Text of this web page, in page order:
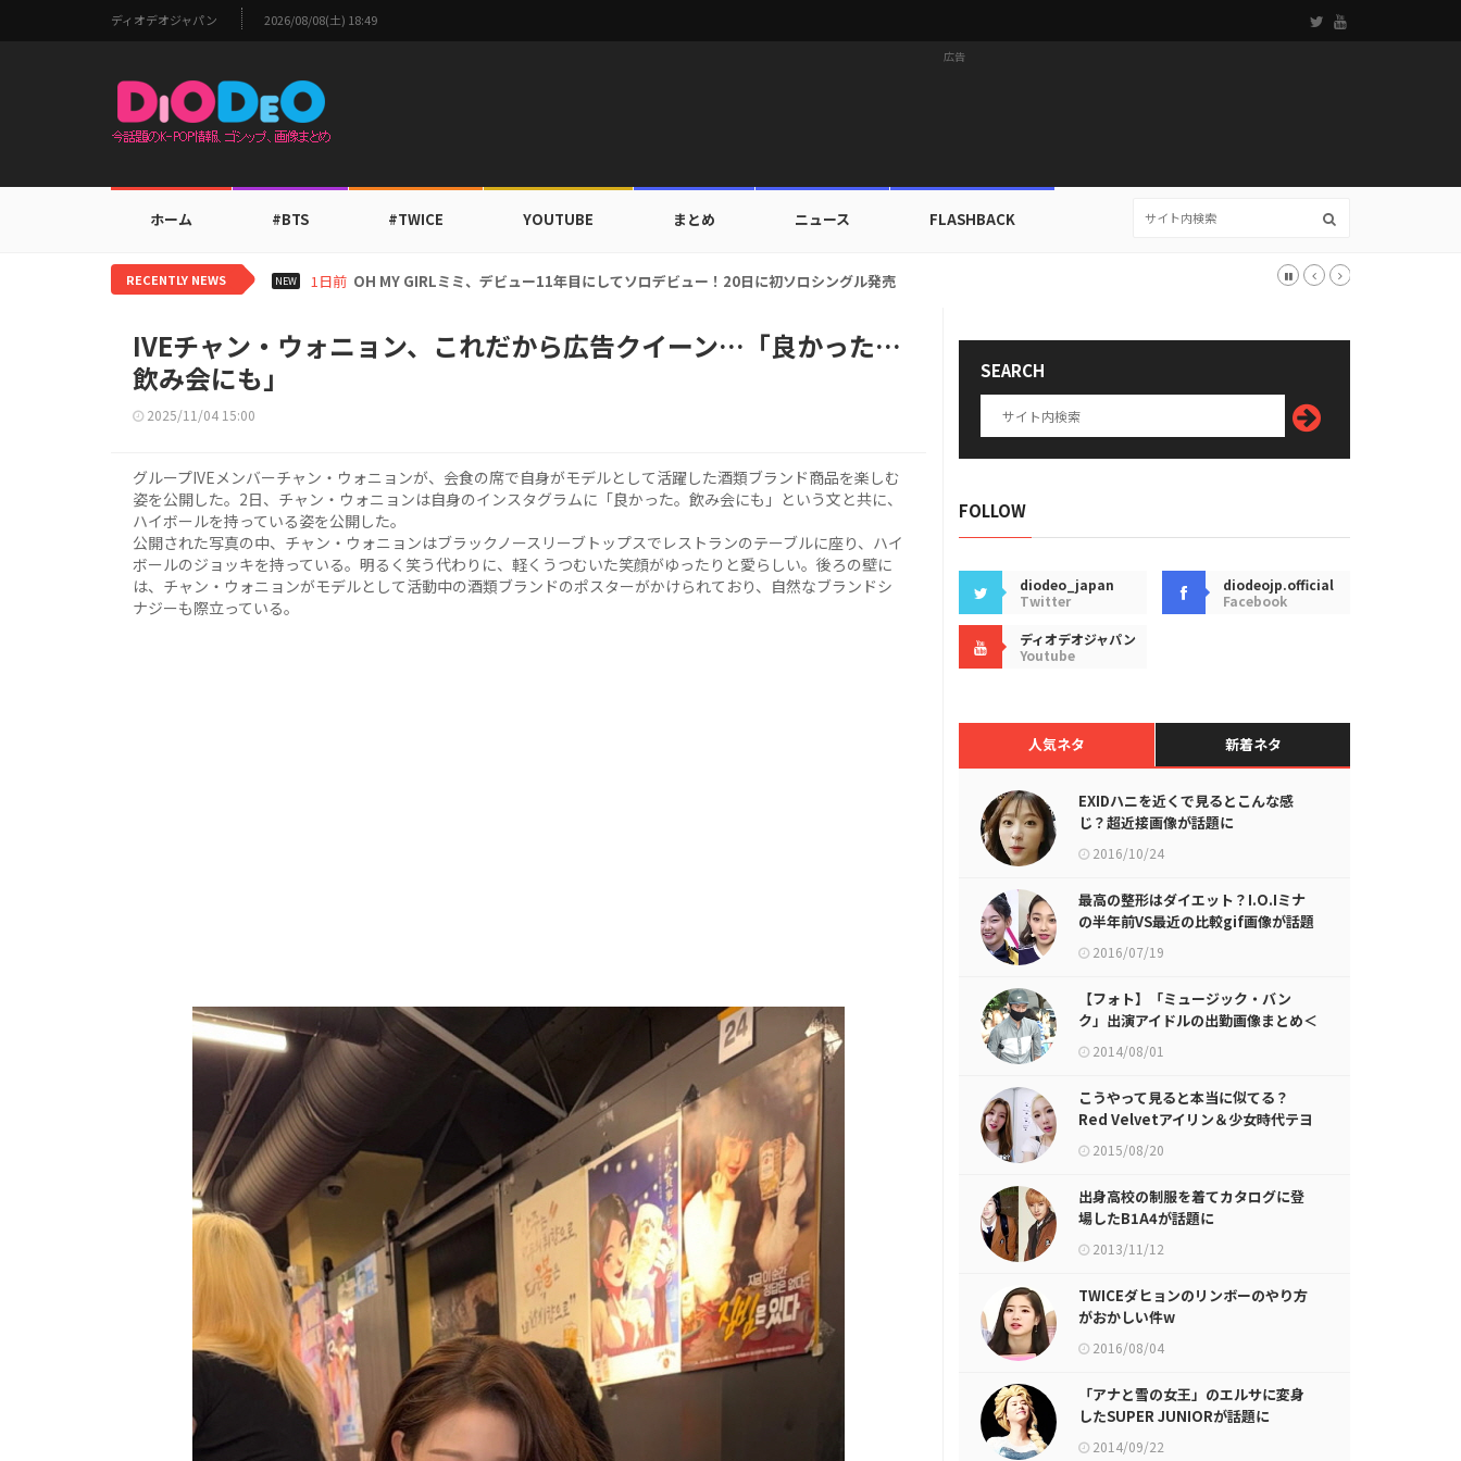
ディオデオジャパン 2026/08/08(土) 18:49
広告
ホーム #BTS #TWICE YOUTUBE まとめ ニュース FLASHBACK
RECENTLY NEWS NEW 1日前 BTS V、ワールドカップ出入証を公開…証明写真でも完璧なビジュアル！
IVEチャン・ウォニョン、これだから広告クイーン…「良かった…
飲み会にも」
2025/11/04 15:00
グループIVEメンバーチャン・ウォニョンが、会食の席で自身がモデルとして活躍した酒類ブランド商品を楽しむ
姿を公開した。2日、チャン・ウォニョンは自身のインスタグラムに「良かった。飲み会にも」という文と共に、
ハイボールを持っている姿を公開した。
公開された写真の中、チャン・ウォニョンはブラックノースリーブトップスでレストランのテーブルに座り、ハイ
ボールのジョッキを持っている。明るく笑う代わりに、軽くうつむいた笑顔がゆったりと愛らしい。後ろの壁に
は、チャン・ウォニョンがモデルとして活動中の酒類ブランドのポスターがかけられており、自然なブランドシ
ナジーも際立っている。
SEARCH
FOLLOW
diodeo_japan
Twitter
diodeojp.official
Facebook
ディオデオジャパン
Youtube
人気ネタ 新着ネタ
EXIDハニを近くで見るとこんな感
じ？超近接画像が話題に
2016/10/24
最高の整形はダイエット？I.O.Iミナ
の半年前VS最近の比較gif画像が話題
に 2016/07/19
【フォト】「ミュージック・バン
ク」出演アイドルの出勤画像まとめ＜
1＞2014/08/01
こうやって見ると本当に似てる？
Red Velvetアイリン＆少女時代テヨ
ンのツーショットが話題に
2015/08/20
出身高校の制服を着てカタログに登
場したB1A4が話題に
2013/11/12
TWICEダヒョンのリンボーのやり方
がおかしい件w
2016/08/04
「アナと雪の女王」のエルサに変身
したSUPER JUNIORが話題に
2014/09/22